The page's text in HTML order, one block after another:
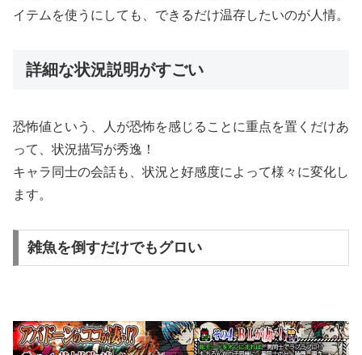
イテムを使うにしても、できるだけ温存したいのが人情。
詳細な状況説明がすごい
恐怖値という、人が恐怖を感じることに重点を置くだけあ
って、状況描写が秀逸！
キャラ同士の会話も、状況と好感度によって様々に変化し
ます。
雑魚を倒すだけでもグロい